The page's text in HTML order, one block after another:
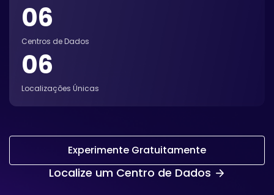
06
Centros de Dados
06
Localizações Únicas
Experimente Gratuitamente
Localize um Centro de Dados